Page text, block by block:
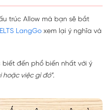
trúc Allow mà bạn sẽ bắt
LangGo xem lại ý nghĩa và
đến phổ biến nhất với ý
hoặc việc gì đó”.